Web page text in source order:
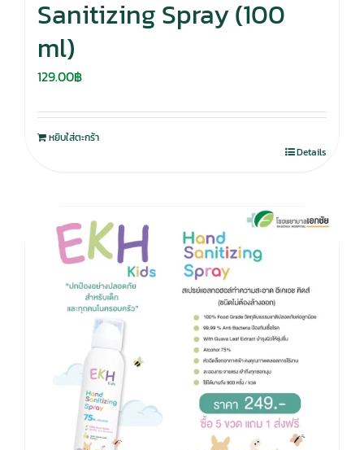
Sanitizing Spray (100
ml)
129.00฿
หยิบใส่ตะกร้า
Details